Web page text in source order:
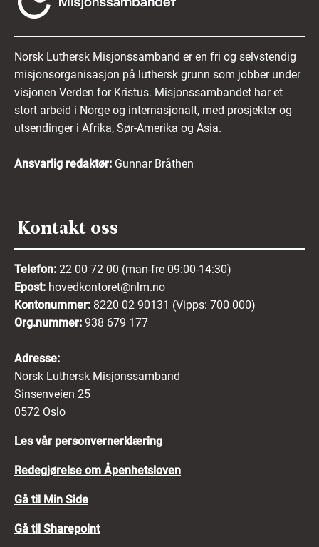
Norsk Luthersk Misjonssamband er en fri og selvstendig
misjonsorganisasjon på luthersk grunn som jobber under
visjonen Verden for Kristus. Misjonssambandet har et
stort arbeid i Norge og internasjonalt, med prosjekter og
utsendinger i Afrika, Sør-Amerika og Asia.
Ansvarlig redaktør: Gunnar Bråthen
Kontakt oss
Telefon: 22 00 72 00 (man-fre 09:00-14:30)
Epost: hovedkontoret@nlm.no
Kontonummer: 8220 02 90131 (Vipps: 700 000)
Org.nummer: 938 679 177
Adresse:
Norsk Luthersk Misjonssamband
Sinsenveien 25
0572 Oslo
Les vår personvernerklæring
Redegjørelse om Åpenhetsloven
Gå til Min Side
Gå til Sharepoint